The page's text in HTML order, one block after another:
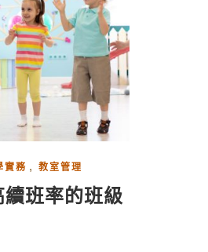
實務 , 教室管理
續班率的班級